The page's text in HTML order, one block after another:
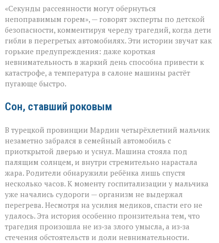
не
прощает
невнимательности:
трагедии
в
раскалённых
машинах»
«Секунды рассеянности могут обернуться
непоправимым горем», — говорят эксперты по детской
безопасности, комментируя череду трагедий, когда дети
гибли в перегретых автомобилях. Эти истории звучат как
горькие предупреждения: даже короткая
невнимательность в жаркий день способна привести к
катастрофе, а температура в салоне машины растёт
пугающе быстро.
Сон, ставший роковым
В турецкой провинции Мардин четырёхлетний мальчик
незаметно забрался в семейный автомобиль с
приоткрытой дверью и уснул. Машина стояла под
палящим солнцем, и внутри стремительно нарастала
жара. Родители обнаружили ребёнка лишь спустя
несколько часов. К моменту госпитализации у мальчика
уже начались судороги — организм не выдержал
перегрева. Несмотря на усилия медиков, спасти его не
удалось. Эта история особенно пронзительна тем, что
трагедия произошла не из‑за злого умысла, а из‑за
стечения обстоятельств и доли невнимательности.